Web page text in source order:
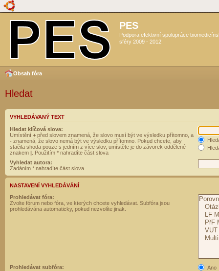
PES
Podpora efektivní spolupráce
sféry 2009 - 2012
Obsah fóra
Hledat
VYHLEDÁVANÝ TEXT
Hledat klíčová slova:
Umístění + před slovem znamená, že slovo musí být ve výsledku přítomno, a
- znamená, že slovo nemá být ve výsledku přítomno. Pokud chcete, aby
stačila shoda pouze s jedním z více slov, umístěte je do závorek oddělené
znakem | . Použitím * nahradíte část slova
Vyhledat autora:
Zadáním * nahradíte část slova
NASTAVENÍ VYHLEDÁVÁNÍ
Prohledávat fóra:
Zvolte fórum nebo fóra, ve kterých chcete vyhledávat. Subfóra jsou
prohledávána automaticky, pokud nezvolíte jinak.
Prohledávat subfóra:
Ano